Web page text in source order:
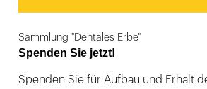
Sammlung "Dentales Erbe"
Spenden Sie jetzt!
Spenden Sie für Aufbau und Erhalt